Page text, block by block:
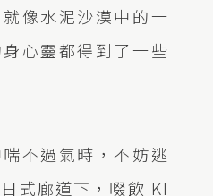
像水泥沙漠中的一
心靈都得到了一些
不過氣時，不妨逃
式廊道下，啜飲 KI